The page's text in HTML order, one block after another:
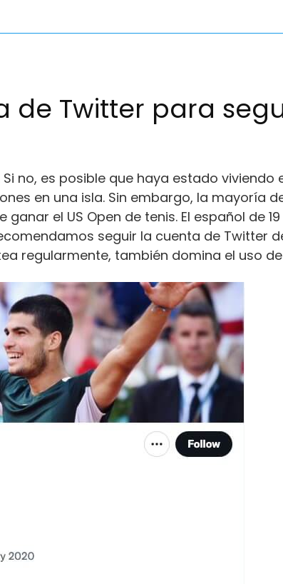
de Twitter para
no, es posible que haya estado viviendo
en una isla. Sin embargo, la mayoría
el US Open de tenis. El español de
seguir la cuenta de Twitter
regularmente, también domina el uso